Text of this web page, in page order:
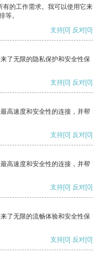
的工作需求。我可以使用它来
等。
支持[0] 反对[0]
了无限的隐私保护和安全性保
支持[0] 反对[0]
高速度和安全性的连接，并帮
支持[0] 反对[0]
高速度和安全性的连接，并帮
支持[0] 反对[0]
了无限的流畅体验和安全性保
支持[0] 反对[0]